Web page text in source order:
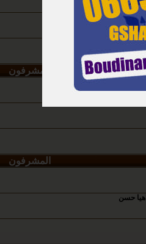
محمد لغواطي
المشرفون
المشرفون
هيا حسن